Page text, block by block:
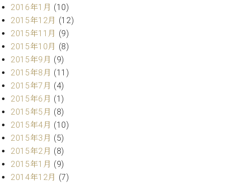
デ
ジ
タ
ル)
報
八
王
子
工
ブ
ロ
グ
ア
ク
セ
お
問
い
2016年1月 (10)
2015年12月 (12)
2015年11月 (9)
2015年10月 (8)
2015年9月 (9)
2015年8月 (11)
2015年7月 (4)
2015年6月 (1)
2015年5月 (8)
2015年4月 (10)
2015年3月 (5)
2015年2月 (8)
2015年1月 (9)
2014年12月 (7)